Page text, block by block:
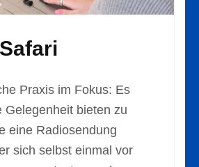
Praxis im Fokus: Es
Gelegenheit bieten zu
eine Radiosendung
sich selbst einmal vor